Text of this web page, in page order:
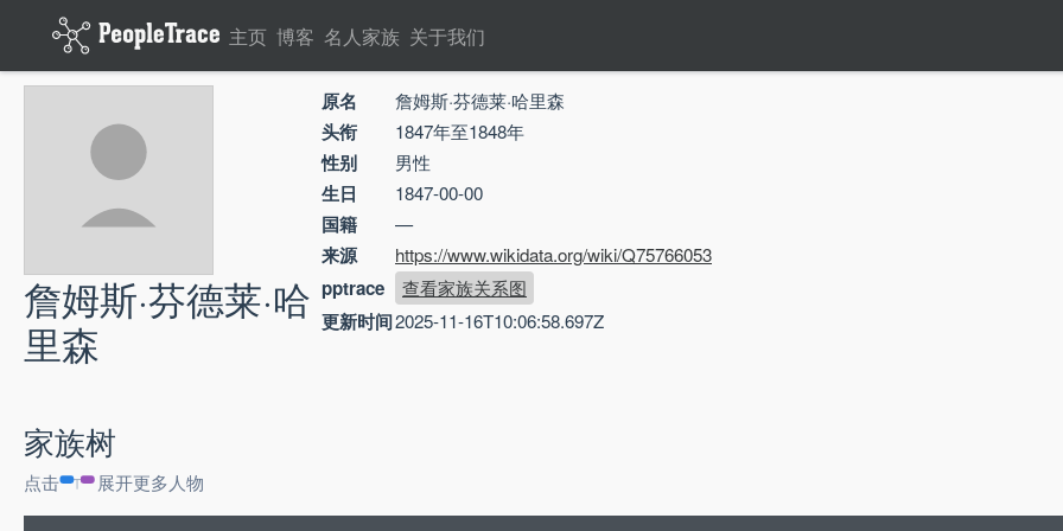
主页 博客 名人家族 关于我们
詹姆斯·芬德莱·哈
里森
原名 詹姆斯·芬德莱·哈里森
头衔 1847年至1848年
性别 男性
生日 1847-00-00
国籍 —
来源 https://www.wikidata.org/wiki/Q75766053
pptrace 查看家族关系图
更新时间2025-11-16T10:06:58.697Z
家族树
点击 展开更多人物